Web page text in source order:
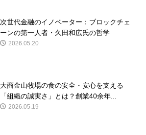
次世代金融のイノベーター：ブロックチェ
ーンの第一人者・久田和広氏の哲学
2026.05.20
大商金山牧場の食の安全・安心を支える
「組織の誠実さ」とは？創業40余年...
2026.05.19